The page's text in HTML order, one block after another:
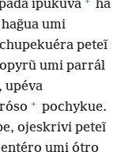
ipukúva
ha
umi
chupekuéra peteĩ
opyrũ umi parrál
upéva
+ pochykue.
ojeskrivi peteĩ
umi ótro